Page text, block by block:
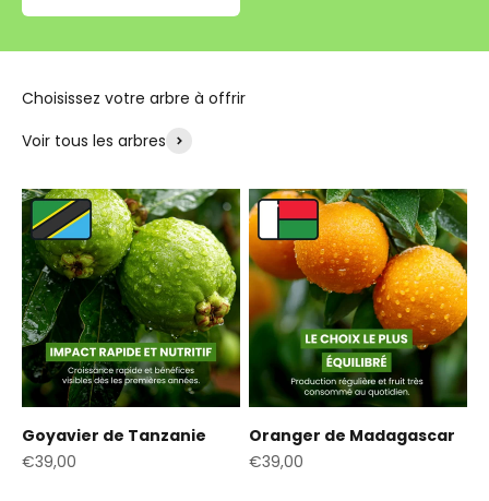
Voir tous les arbres
Goyavier de Tanzanie
Prix de vente
€39,00
Oranger de Madagascar
Prix de vente
€39,00